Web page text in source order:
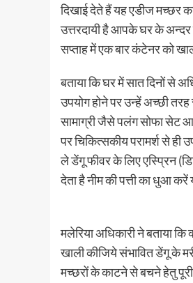
दिखाई देते हैं यह एडीज मच्छर
उत्तरदायी है आपके घर के
सप्ताह में एक बार कंटेनर को
बताया कि घर में सात दिनों से
उपयोग होने पर उन्हें अच्छी
सामाग्री जैसे पलंग सोफा सेट
पर चिकित्सकीय परामर्श से ही
ले डेंगू फीवर के लिए एस्प्रिन
देता है नीम की पत्ती का धुआ
मलेरिया अधिकारी ने बताया
खाली कीजिये संभावित डेंगू के
मच्छरों के काटने से बचने हेतु